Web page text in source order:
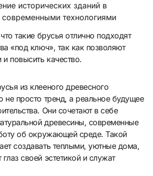
исторических зданий в
современными технологиями
такие брусья отлично подходят
«под ключ», так как позволяют
и повысить качество.
из клееного древесного
не просто тренд, а реальное будущее
Они сочетают в себе
древесины, современные
об окружающей среде. Такой
создавать теплыми, уютные дома,
своей эстетикой и служат